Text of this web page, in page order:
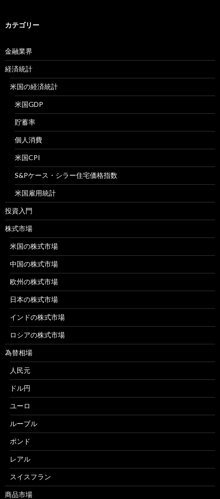
カテゴリー
金融業界
経済統計
米国の経済統計
米国GDP
貯蓄率
個人消費
米国CPI
S&Pケース・シラー住宅価格指数
米国雇用統計
投資入門
株式市場
米国の株式市場
中国の株式市場
欧州の株式市場
日本の株式市場
インドの株式市場
ロシアの株式市場
為替相場
人民元
ドル円
ユーロ
ルーブル
ポンド
レアル
スイスフラン
商品市場